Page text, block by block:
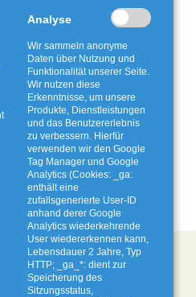
der Betriebswirtschaftslehre
bei der AWG und hkw
GmbH
125
Analyse
Wir sammeln anonyme
Daten über Nutzung und
Funktionalität unserer Seite.
Wir nutzen diese
Erkenntnisse, um unsere
Produkte, Dienstleistungen
und das Benutzererlebnis
zu verbessern. Hierfür
verwenden wir den Google
Tag Manager und Google
Analytics (Cookies: _ga:
enthält eine
zufallsgenerierte User-ID
anhand derer Google
Analytics wiederkehrende
User wiedererkennen kann,
Lebensdauer 2 Jahre, Typ
HTTP; _ga_*: dient zur
Speicherung des
Sitzungsstatus,